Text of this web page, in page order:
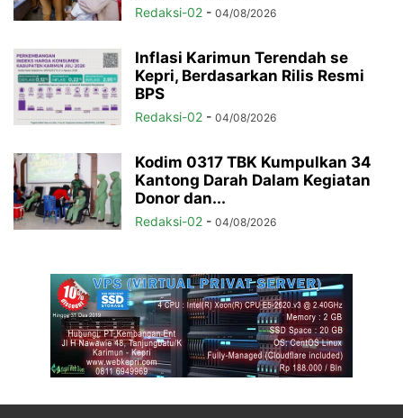
Redaksi-02 - 04/08/2026
Inflasi Karimun Terendah se
Kepri, Berdasarkan Rilis Resmi
BPS
Redaksi-02 - 04/08/2026
Kodim 0317 TBK Kumpulkan 34
Kantong Darah Dalam Kegiatan
Donor dan...
Redaksi-02 - 04/08/2026